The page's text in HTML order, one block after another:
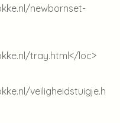
newbornset-
tray.html</loc>
veiligheidstuigje.h